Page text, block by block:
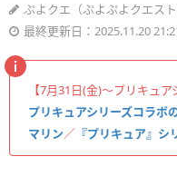
ぷよクエ（ぷよぷよクエス
最終更新日：2025.11.20
【7月31日(金)〜プリキュア
プリキュアシリーズコラボ
マリン／ 『プリキュア』